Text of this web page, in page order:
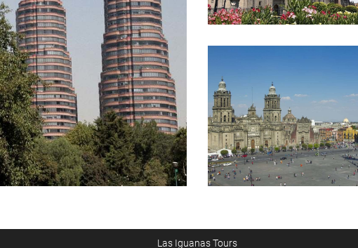
Las Iguanas Tours